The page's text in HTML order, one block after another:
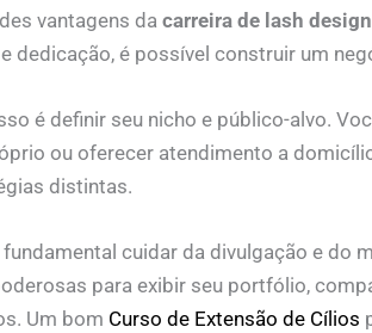
vantagens da carreira de lash
dedicação, é possível construir um
é definir seu nicho e público-alvo.
ou oferecer atendimento a
distintas.
fundamental cuidar da divulgação e do
para exibir seu portfólio,
Um bom Curso de Extensão de Cílios